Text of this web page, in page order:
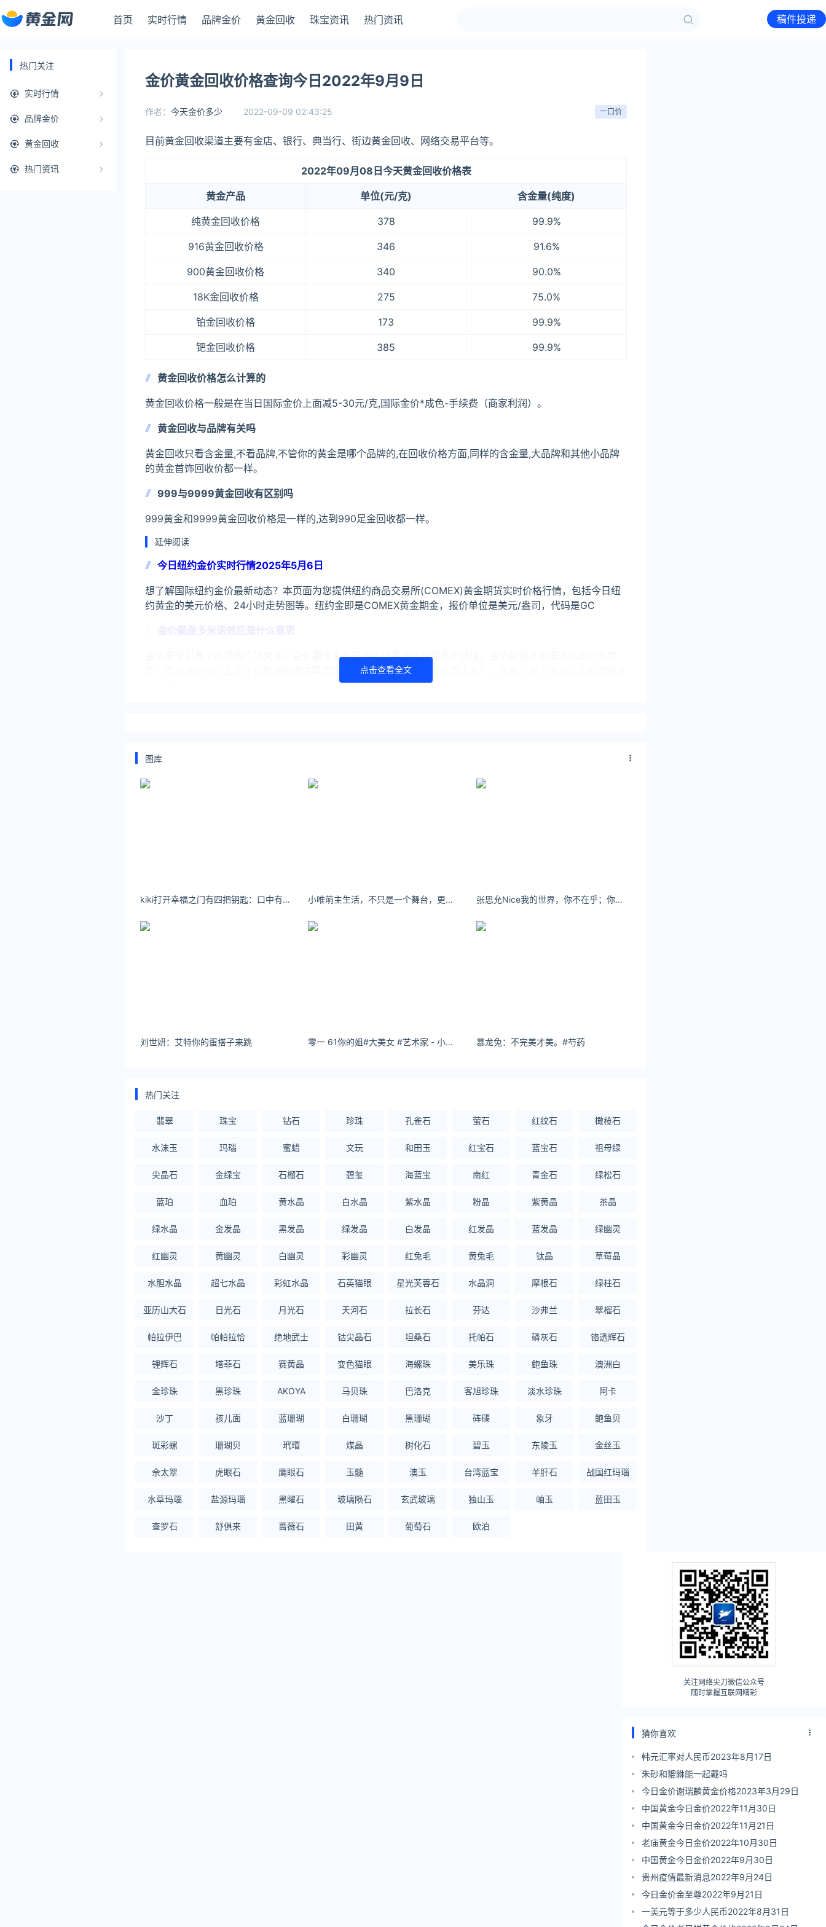
首页 实时行情 品牌金价 黄金回收 珠宝资讯 热门资讯 稿件投递
热门关注
实时行情
品牌金价
黄金回收
热门资讯
金价黄金回收价格查询今日2022年9月9日
一口价
作者： 今天金价多少 2022-09-09 02:43:25
目前黄金回收渠道主要有金店、银行、典当行、街边黄金回收、网络交易平台等。
2022年09月08日今天黄金回收价格表
黄金产品 单位(元/克) 含金量(纯度)
纯黄金回收价格 378 99.9%
916黄金回收价格 346 91.6%
900黄金回收价格 340 90.0%
18K金回收价格 275 75.0%
铂金回收价格 173 99.9%
钯金回收价格 385 99.9%
黄金回收价格怎么计算的
黄金回收价格一般是在当日国际金价上面减5-30元/克,国际金价*成色-手续费（商家利润）。
黄金回收与品牌有关吗
黄金回收只看含金量,不看品牌,不管你的黄金是哪个品牌的,在回收价格方面,同样的含金量,大品牌和其他小品牌
的黄金首饰回收价都一样。
999与9999黄金回收有区别吗
999黄金和9999黄金回收价格是一样的,达到990足金回收都一样。
延伸阅读
今日纽约金价实时行情2025年5月6日
想了解国际纽约金价最新动态？本页面为您提供纽约商品交易所(COMEX)黄金期货实时价格行情，包括今日纽
约黄金的美元价格、24小时走势图等。纽约金即是COMEX黄金期金，报价单位是美元/盎司，代码是GC
金价暴涨引发了市场的广泛关注。金价飙涨多米诺效应也逐渐波及到各个领域。金价飙涨多米诺效应是什么意
思？即黄金价格的上涨不仅影响到贵金属市场本身（如带上白银、铜价等上涨），还会引发了连锁反应影响到多
原文链接 https://huangjin.ijiandao.com/huishou/yikoujia/687.html
点击查看全文
图库
kiki打开幸福之门有四把钥匙：口中有德，目中有人，心中有爱，行中有善。 小唯萌主生活，不只是一个舞台，更像是一个战场。 张思允Nice我的世界，你不在乎；你的世界，我被驱逐。
刘世妍：艾特你的蛋搭子来跳 零一 61你的姐#大美女 #艺术家 - 小红书 暴龙兔：不完美才美。#芍药
热门关注
翡翠 珠宝 钻石 珍珠 孔雀石 萤石 红纹石 橄榄石
水沫玉 玛瑙 蜜蜡 文玩 和田玉 红宝石 蓝宝石 祖母绿
尖晶石 金绿宝 石榴石 碧玺 海蓝宝 南红 青金石 绿松石
蓝珀 血珀 黄水晶 白水晶 紫水晶 粉晶 紫黄晶 茶晶
绿水晶 金发晶 黑发晶 绿发晶 白发晶 红发晶 蓝发晶 绿幽灵
红幽灵 黄幽灵 白幽灵 彩幽灵 红兔毛 黄兔毛 钛晶 草莓晶
水胆水晶 超七水晶 彩虹水晶 石英猫眼 星光芙蓉石 水晶洞 摩根石 绿柱石
亚历山大石 日光石 月光石 天河石 拉长石 芬达 沙弗兰 翠榴石
帕拉伊巴 帕帕拉恰 绝地武士 钴尖晶石 坦桑石 托帕石 磷灰石 铬透辉石
锂辉石 塔菲石 赛黄晶 变色猫眼 海螺珠 美乐珠 鲍鱼珠 澳洲白
金珍珠 黑珍珠 AKOYA 马贝珠 巴洛克 客旭珍珠 淡水珍珠 阿卡
沙丁 孩儿面 蓝珊瑚 白珊瑚 黑珊瑚 砗磲 象牙 鲍鱼贝
斑彩螺 珊瑚贝 玳瑁 煤晶 树化石 碧玉 东陵玉 金丝玉
佘太翠 虎眼石 鹰眼石 玉髓 澳玉 台湾蓝宝 羊肝石 战国红玛瑙
水草玛瑙 盐源玛瑙 黑曜石 玻璃陨石 玄武玻璃 独山玉 岫玉 蓝田玉
查罗石 舒俱来 蔷薇石 田黄 葡萄石 欧泊
关注网络尖刀微信公众号
随时掌握互联网精彩
猜你喜欢
韩元汇率对人民币2023年8月17日
朱砂和貔貅能一起戴吗
今日金价谢瑞麟黄金价格2023年3月29日
中国黄金今日金价2022年11月30日
中国黄金今日金价2022年11月21日
老庙黄金今日金价2022年10月30日
中国黄金今日金价2022年9月30日
贵州疫情最新消息2022年9月24日
今日金价金至尊2022年9月21日
一美元等于多少人民币2022年8月31日